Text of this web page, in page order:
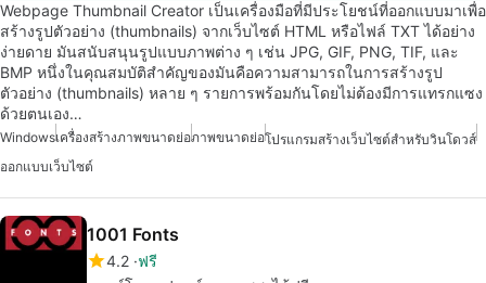
Webpage Thumbnail Creator เป็นเครื่องมือที่มีประโยชน์ที่ออกแบบมาเพื่อ
สร้างรูปตัวอย่าง (thumbnails) จากเว็บไซต์ HTML หรือไฟล์ TXT ได้อย่าง
ง่ายดาย มันสนับสนุนรูปแบบภาพต่าง ๆ เช่น JPG, GIF, PNG, TIF, และ
BMP หนึ่งในคุณสมบัติสำคัญของมันคือความสามารถในการสร้างรูป
ตัวอย่าง (thumbnails) หลาย ๆ รายการพร้อมกันโดยไม่ต้องมีการแทรกแซง
ด้วยตนเอง…
Windowsเครื่องสร้างภาพขนาดย่อภาพขนาดย่อโปรแกรมสร้างเว็บไซต์สำหรับวินโดวส์
ออกแบบเว็บไซต์
1001 Fonts
4.2 ฟรี